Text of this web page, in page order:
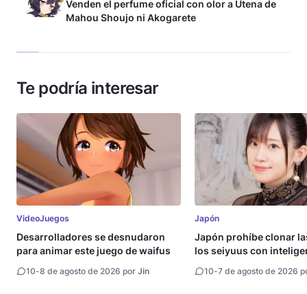
Venden el perfume oficial con olor a Utena de
Mahou Shoujo ni Akogarete
Te podría interesar
VideoJuegos
Desarrolladores se desnudaron
para animar este juego de waifus
10-8 de agosto de 2026 por Jin
Japón
Japón prohíbe clonar
los seiyuus con
10-7 de agosto de 2026